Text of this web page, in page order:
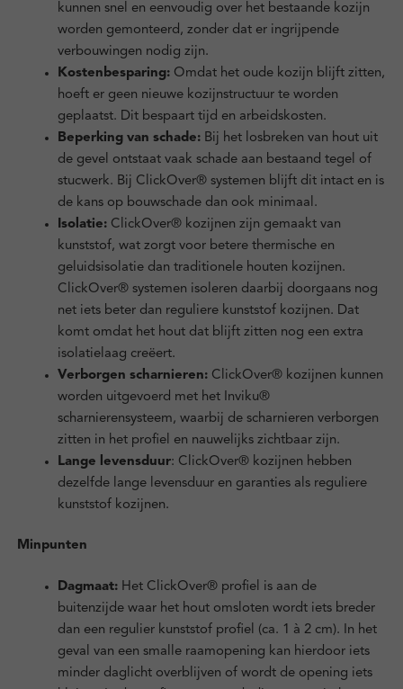
kunnen snel en eenvoudig over het bestaande kozijn
worden gemonteerd, zonder dat er ingrijpende
verbouwingen nodig zijn.
Kostenbesparing:Omdat het oude kozijn blijft zitten,
hoeft er geen nieuwe kozijnstructuur te worden
geplaatst. Dit bespaart tijd en arbeidskosten.
Beperking van schade:Bij het losbreken van hout uit
de gevel ontstaat vaak schade aan bestaand tegel of
stucwerk. Bij ClickOver® systemen blijft dit intact en is
de kans op bouwschade dan ook minimaal.
Isolatie:ClickOver® kozijnen zijn gemaakt van
kunststof, wat zorgt voor betere thermische en
geluidsisolatie dan traditionele houten kozijnen.
ClickOver® systemen isoleren daarbij doorgaans nog
net iets beter dan reguliere kunststof kozijnen. Dat
komt omdat het hout dat blijft zitten nog een extra
isolatielaag creëert.
Verborgen scharnieren:ClickOver® kozijnen kunnen
worden uitgevoerd met het Inviku®
scharnierensysteem, waarbij de scharnieren verborgen
zitten in het profiel en nauwelijks zichtbaar zijn.
Lange levensduur: ClickOver® kozijnen hebben
dezelfde lange levensduur en garanties als reguliere
kunststof kozijnen.
Minpunten
Dagmaat:Het ClickOver® profiel is aan de
buitenzijde waar het hout omsloten wordt iets breder
dan een regulier kunststof profiel (ca. 1 à 2 cm). In het
geval van een smalle raamopening kan hierdoor iets
minder daglicht overblijven of wordt de opening iets